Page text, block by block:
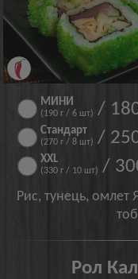
МИНИ
(190 г / 6 шт) /
Стандарт
(270 г / 8 шт) /
XXL
(330 г / 10 шт) /
Рис, тунець, омлет
Рол